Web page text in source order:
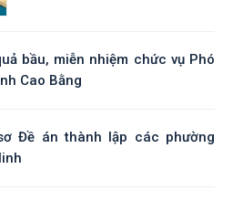
bầu, miễn nhiệm chức vụ Phó
Cao Bằng
Đề án thành lập các phường